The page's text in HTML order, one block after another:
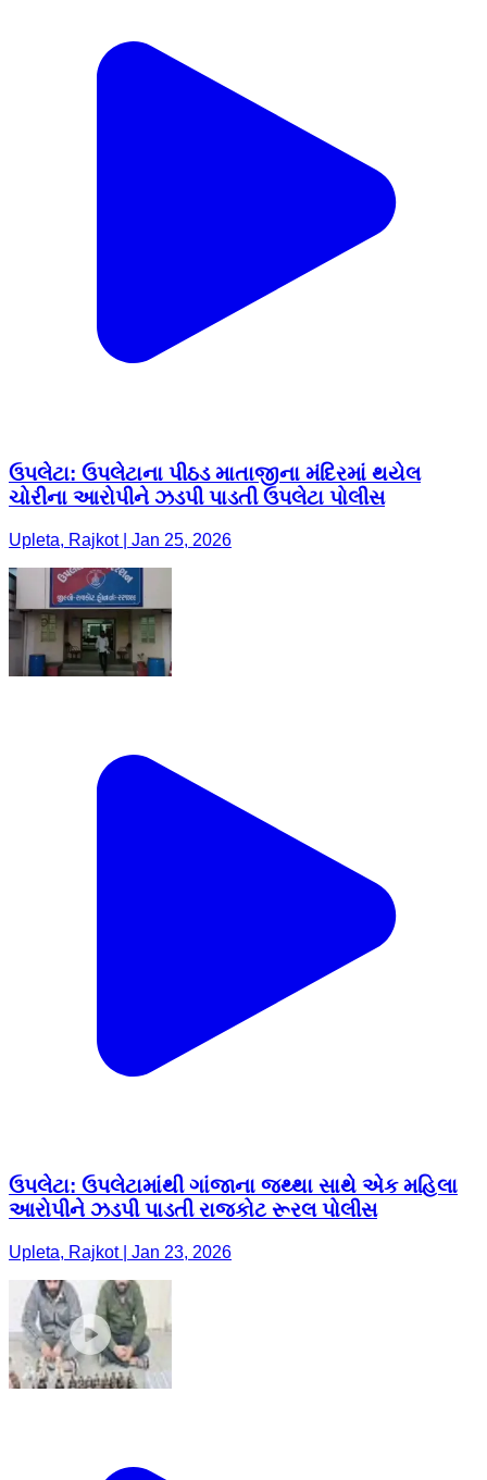
ઉપલેટા: ઉપલેટાના પીઠડ માતાજીના મંદિરમાં થયેલ
ચોરીના આરોપીને ઝડપી પાડતી ઉપલેટા પોલીસ
Upleta, Rajkot | Jan 25, 2026
ઉપલેટા: ઉપલેટામાંથી ગાંજાના જથ્થા સાથે એક મહિલા
આરોપીને ઝડપી પાડતી રાજકોટ રૂરલ પોલીસ
Upleta, Rajkot | Jan 23, 2026